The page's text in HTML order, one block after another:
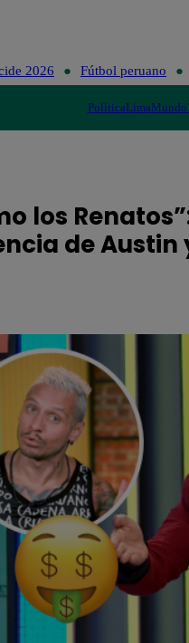
2026 Fútbol peruano
PolíticaLimaMundo
los
de Austin